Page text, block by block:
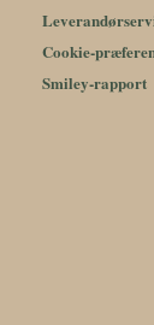
Cookie-
Smiley-rapport